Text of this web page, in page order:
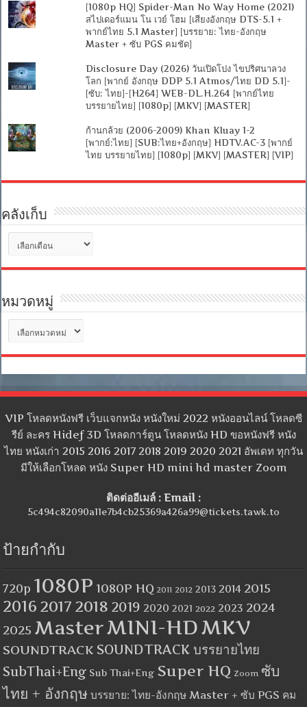
[1080p HQ] Spider-Man No Way Home (2021)
สไปเดอร์แมน โน เวย์ โฮม [เสียงอังกฤษ DTS-5.1 +
พากย์ไทย 5.1 Master] [บรรยาย: ไทย-อังกฤษ
Master + ซับ PGS คมชัด]
Disclosure Day (2026) วันเปิดโปง ไขปริศนาลวง
โลก [พากย์ อังกฤษ DDP 5.1 Atmos/ไทย DD 5.1]-
[ซับ: ไทย]-[H264] WEB-DL.H.264 [พากย์ไทย
บรรยายไทย] [1080p] [MKV] [MASTER]
ก้านกล้วย (2006-2009) Khan Kluay 1-2
[พากย์:ไทย] [SUB:ไทย+อังกฤษ] HDTV.AC-3 [พากย์
ไทย บรรยายไทย] [1080p] [MKV] [MASTER] [VIP]
คลังเก็บ
เก็บ
หมวดหมู่
หมู่
VIP โหลดหนังฟรี เว็บแจกหนัง หนังใหม่ 2022 หนังออนไลน์ โหลดซี
รีย์ ละคร Hidef 3D โหลดการ์ตูน โหลดหนัง HD ขอหนังฟรี หนัง
ไทย หนังเก่า 2015 2016 2017 2018 2019 2020 2021 อัพเดท ทุกวัน
มีให้เลือกโหลด หนัง Super HD mini hd master Zoom
ติดต่ออีเมล์ : Email :
5c494c82090a11e7b4cb25369a426a99@tickets.tawk.to
ป้ายกำกับ
720p 1080P 1080P HQ 2011 2012 2013 2014 2015
2016 2017 2018 2019 2020 2021 2022 2023 2024
2025 MasterMINI-HDMKV
SOUNDTRACK SOUNDTRACK บรรยายไทย
SubThai+Eng Sub Thai+Eng Super HQ Zoom ซับ
ไทย + อังกฤษ บรรยาย: ไทย-อังกฤษ Master + ซับ PGS คม